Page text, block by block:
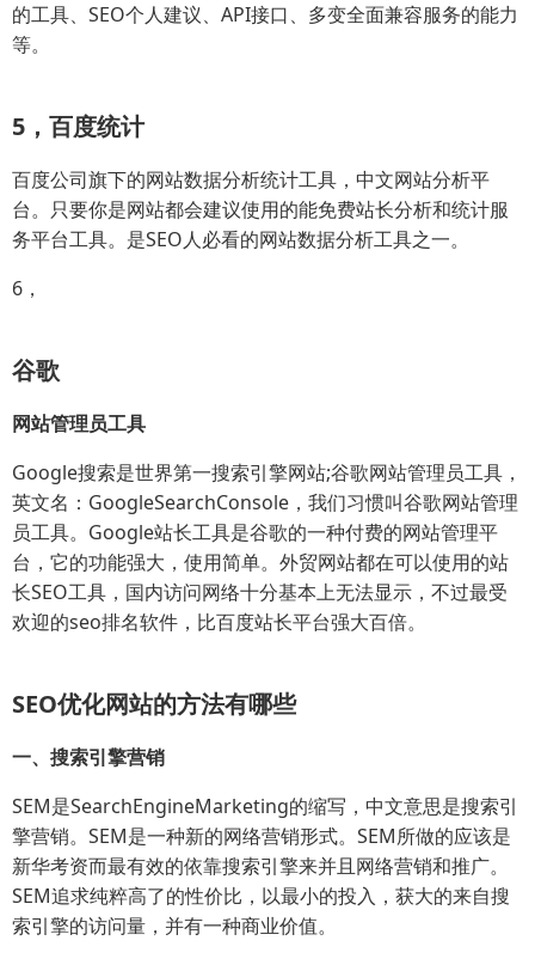
的工具、SEO个人建议、API接口、多变全面兼容服务的能力
等。
5，百度统计
百度公司旗下的网站数据分析统计工具，中文网站分析平
台。只要你是网站都会建议使用的能免费站长分析和统计服
务平台工具。是SEO人必看的网站数据分析工具之一。
6，
谷歌
网站管理员工具
Google搜索是世界第一搜索引擎网站;谷歌网站管理员工具，
英文名：GoogleSearchConsole，我们习惯叫谷歌网站管理
员工具。Google站长工具是谷歌的一种付费的网站管理平
台，它的功能强大，使用简单。外贸网站都在可以使用的站
长SEO工具，国内访问网络十分基本上无法显示，不过最受
欢迎的seo排名软件，比百度站长平台强大百倍。
SEO优化网站的方法有哪些
一、搜索引擎营销
SEM是SearchEngineMarketing的缩写，中文意思是搜索引
擎营销。SEM是一种新的网络营销形式。SEM所做的应该是
新华考资而最有效的依靠搜索引擎来并且网络营销和推广。
SEM追求纯粹高了的性价比，以最小的投入，获大的来自搜
索引擎的访问量，并有一种商业价值。